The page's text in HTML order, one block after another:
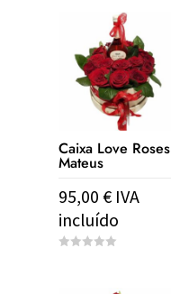
Caixa Love Roses
Mateus
95,00 € IVA
incluído